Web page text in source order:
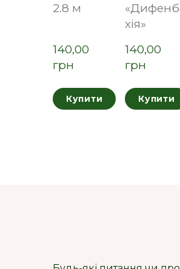
2.8 м
140,00
грн
Купити
хія»
140,00
грн
Купити